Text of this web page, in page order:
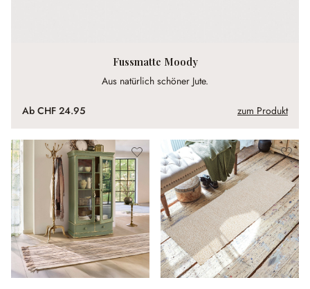
Fussmatte Moody
Aus natürlich schöner Jute.
Ab CHF 24.95 zum Produkt